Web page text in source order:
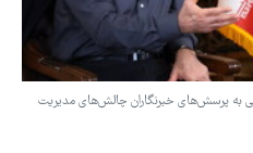
پرسش‌های خبرنگاران چالش‌های مدیریت